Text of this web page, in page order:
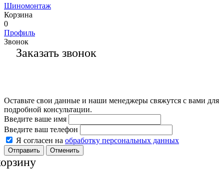
Шиномонтаж
Корзина
0
Профиль
Звонок
Заказать звонок
Оставьте свои данные и наши менеджеры свяжутся с вами для
подробной консультации.
Введите ваше имя
Введите ваш телефон
Я согласен на обработку персональных данных
Отменить